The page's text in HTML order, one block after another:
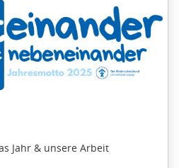
Jahr & unsere Arbeit